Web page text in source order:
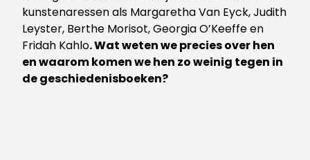
kunstenaressen als Margaretha Van Eyck, Judith
Leyster, Berthe Morisot, Georgia O’Keeffe en
Fridah Kahlo. Wat weten we precies over hen
en waarom komen we hen zo weinig tegen in
de geschiedenisboeken?